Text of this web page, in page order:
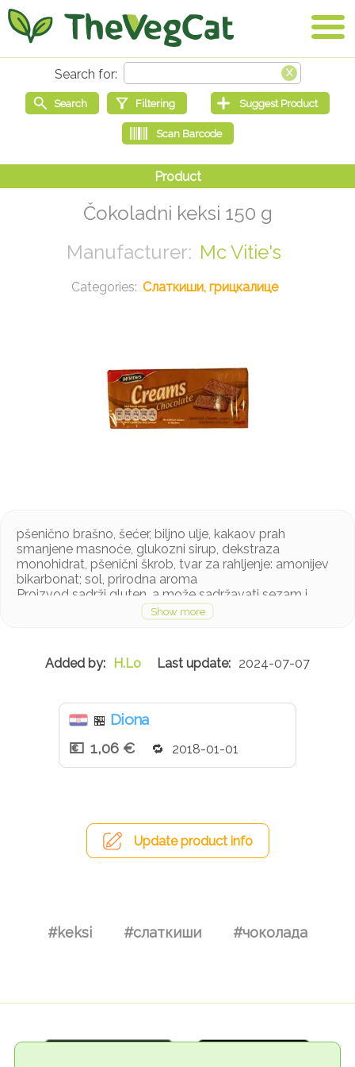
Čokoladni keksi 150 g
Mc Vitie's
Слаткиши, грицкалице
pšenično brašno, šećer, biljno ulje, kakaov prah
smanjene masnoće, glukozni sirup, dekstraza
monohidrat, pšenični škrob, tvar za rahljenje: amonijev
bikarbonat; sol, prirodna aroma
Proizvod sadrži gluten, a može sadržavati sezam i
H.Lo 2024-07-07
🏪 Diona
1,06 €
2018-01-01
Update product info
#keksi #слаткиши #чоколада